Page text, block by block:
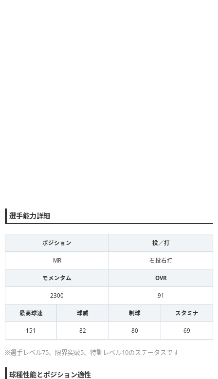
選手能力詳細
ポジション 投／打
MR 右投右打
モメンタム OVR
2300 91
最高球速 球威 制球 スタミナ
151 82 80 69
※選手レベル75、限界突破5、特訓レベル10のステータスです
球種性能とポジション適性